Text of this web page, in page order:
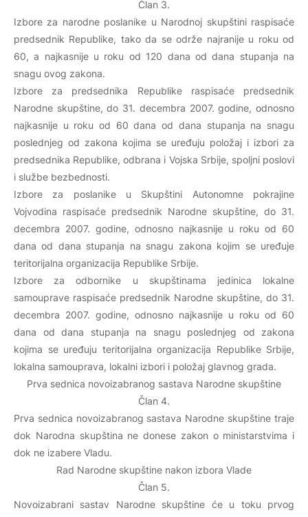
Član 3.
Izbore za narodne poslanike u Narodnoj skupštini raspisaće
predsednik Republike, tako da se održe najranije u roku od
60, a najkasnije u roku od 120 dana od dana stupanja na
snagu ovog zakona.
Izbore za predsednika Republike raspisaće predsednik
Narodne skupštine, do 31. decembra 2007. godine, odnosno
najkasnije u roku od 60 dana od dana stupanja na snagu
poslednjeg od zakona kojima se uređuju položaj i izbori za
predsednika Republike, odbrana i Vojska Srbije, spoljni poslovi
i službe bezbednosti.
Izbore za poslanike u Skupštini Autonomne pokrajine
Vojvodina raspisaće predsednik Narodne skupštine, do 31.
decembra 2007. godine, odnosno najkasnije u roku od 60
dana od dana stupanja na snagu zakona kojim se uređuje
teritorijalna organizacija Republike Srbije.
Izbore za odbornike u skupštinama jedinica lokalne
samouprave raspisaće predsednik Narodne skupštine, do 31.
decembra 2007. godine, odnosno najkasnije u roku od 60
dana od dana stupanja na snagu poslednjeg od zakona
kojima se uređuju teritorijalna organizacija Republike Srbije,
lokalna samouprava, lokalni izbori i položaj glavnog grada.
Prva sednica novoizabranog sastava Narodne skupštine
Član 4.
Prva sednica novoizabranog sastava Narodne skupštine traje
dok Narodna skupština ne donese zakon o ministarstvima i
dok ne izabere Vladu.
Rad Narodne skupštine nakon izbora Vlade
Član 5.
Novoizabrani sastav Narodne skupštine će u toku prvog